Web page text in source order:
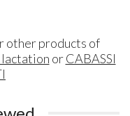
other products of
lactation orCABASSI